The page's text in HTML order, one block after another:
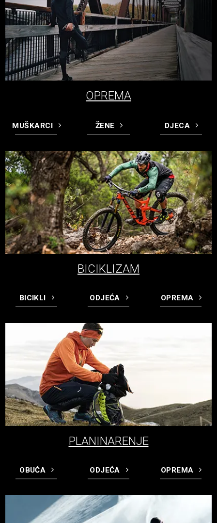
OPREMA
MUŠKARCI ŽENE DJECA
BICIKLIZAM
BICIKLI ODJEĆA OPREMA
PLANINARENJE
OBUĆA ODJEĆA OPREMA